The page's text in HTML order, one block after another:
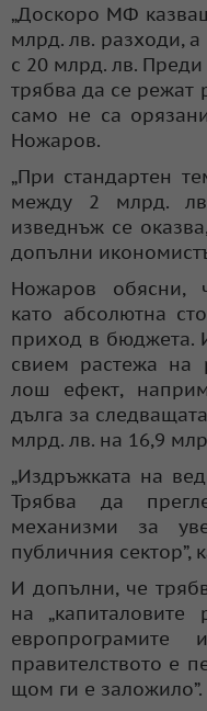
„Доскоро МФ
млрд. лв. разходи,
с 20 млрд. лв.
трябва да се режат
само не са
Ножаров.
„При стандартен
между 2 млрд.
изведнъж се
допълни
Ножаров обясни,
като абсолютна
приход в бюджета.
свием растежа на
лош ефект,
дълга за
млрд. лв. на 16,9
„Издръжката на
Трябва да
механизми за
публичния сектор”,
И допълни, че
на „капиталовите
правителството е
щом ги е заложило”.